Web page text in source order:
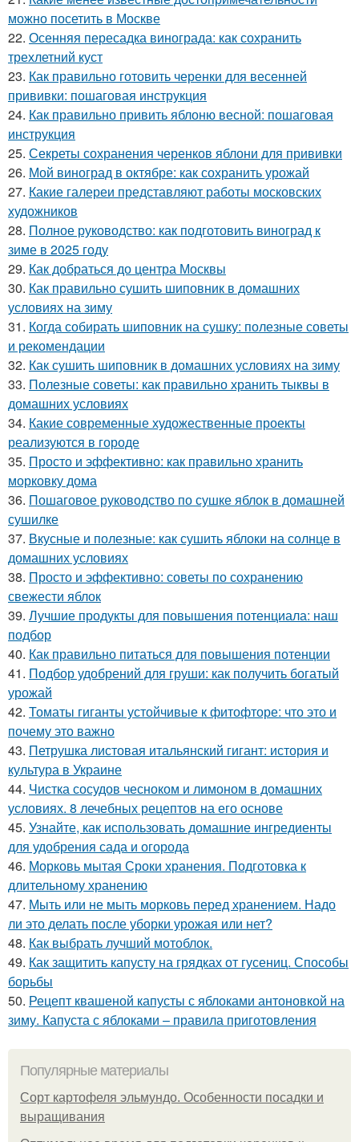
можно посетить в Москве
22. Осенняя пересадка винограда: как сохранить
трехлетний куст
23. Как правильно готовить черенки для весенней
прививки: пошаговая инструкция
24. Как правильно привить яблоню весной: пошаговая
инструкция
25. Секреты сохранения черенков яблони для прививки
26. Мой виноград в октябре: как сохранить урожай
27. Какие галереи представляют работы московских
художников
28. Полное руководство: как подготовить виноград к
зиме в 2025 году
29. Как добраться до центра Москвы
30. Как правильно сушить шиповник в домашних
условиях на зиму
31. Когда собирать шиповник на сушку: полезные советы
и рекомендации
32. Как сушить шиповник в домашних условиях на зиму
33. Полезные советы: как правильно хранить тыквы в
домашних условиях
34. Какие современные художественные проекты
реализуются в городе
35. Просто и эффективно: как правильно хранить
морковку дома
36. Пошаговое руководство по сушке яблок в домашней
сушилке
37. Вкусные и полезные: как сушить яблоки на солнце в
домашних условиях
38. Просто и эффективно: советы по сохранению
свежести яблок
39. Лучшие продукты для повышения потенциала: наш
подбор
40. Как правильно питаться для повышения потенции
41. Подбор удобрений для груши: как получить богатый
урожай
42. Томаты гиганты устойчивые к фитофторе: что это и
почему это важно
43. Петрушка листовая итальянский гигант: история и
культура в Украине
44. Чистка сосудов чесноком и лимоном в домашних
условиях. 8 лечебных рецептов на его основе
45. Узнайте, как использовать домашние ингредиенты
для удобрения сада и огорода
46. Морковь мытая Сроки хранения. Подготовка к
длительному хранению
47. Мыть или не мыть морковь перед хранением. Надо
ли это делать после уборки урожая или нет?
48. Как выбрать лучший мотоблок.
49. Как защитить капусту на грядках от гусениц. Способы
борьбы
50. Рецепт квашеной капусты с яблоками антоновкой на
зиму. Капуста с яблоками – правила приготовления
Популярные материалы
Сорт картофеля эльмундо. Особенности посадки и
выращивания